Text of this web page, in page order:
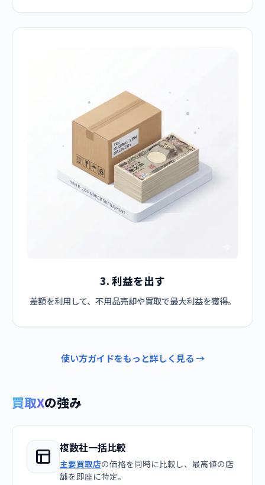
3. 利益を出す
差額を利用して、不用品売却や買取で最大利益を獲得。
使い方ガイドをもっと詳しく見る →
買取Xの強み
複数社一括比較
主要買取店の価格を同時に比較し、最高値の店
舗を即座に特定。